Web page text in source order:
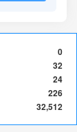
0
32
24
226
32,512